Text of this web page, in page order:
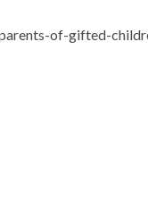
of-gifted-